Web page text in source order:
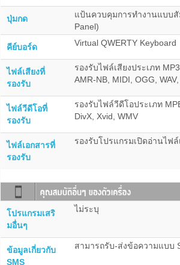
ปุ่มกด
แป้นควบคุมการทำงานแบบสั
Panel)
คีย์บอร์ด Virtual QWERTY Keyboard
ไฟล์เสียงที่
รองรับ
รองรับไฟล์เสียงประเภท
AMR-NB, MIDI, OGG,
ไฟล์วีดีโอที่
รองรับ
รองรับไฟล์วีดีโอประเภท
DivX, Xvid, WMV
ไฟล์เอกสารที่
รองรับ
รองรับโปรแกรมเปิดอ่านไฟล์
โปรแกรมเสริ
มอื่นๆ
ไม่ระบุ
ข้อมูลเกี่ยวกับ
SMS
สามารถรับ-ส่งข้อความแบบ